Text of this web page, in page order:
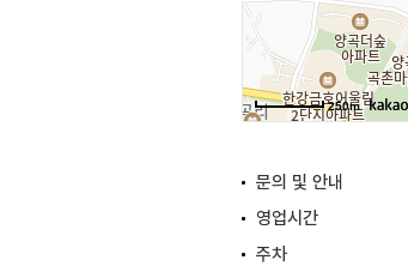
250m
문의 및 안내
영업시간
주차